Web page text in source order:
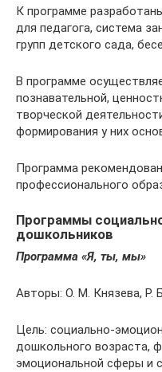
К программе
для педагога, система
групп детского сада,
В программе
познавательной,
творческой
формирования у них
Программа
профессионального
Программы
дошкольников
Программа «Я, ты, мы»
Авторы: О. М. Князева, Р.
Цель: социально-
дошкольного возраста,
эмоциональной сферы и